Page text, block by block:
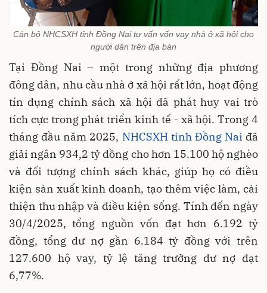
Cán bộ NHCSXH tỉnh Đồng Nai tư vấn vốn vay nhà ở xã hội cho
người dân trên địa bàn
Tại Đồng Nai – một trong những địa phương
đông dân, nhu cầu nhà ở xã hội rất lớn, hoạt động
tín dụng chính sách xã hội đã phát huy vai trò
tích cực trong phát triển kinh tế - xã hội. Trong 4
tháng đầu năm 2025, NHCSXH tỉnh Đồng Nai đã
giải ngân 934,2 tỷ đồng cho hơn 15.100 hộ nghèo
và đối tượng chính sách khác, giúp họ có điều
kiện sản xuất kinh doanh, tạo thêm việc làm, cải
thiện thu nhập và điều kiện sống. Tính đến ngày
30/4/2025, tổng nguồn vốn đạt hơn 6.192 tỷ
đồng, tổng dư nợ gần 6.184 tỷ đồng với trên
127.600 hộ vay, tỷ lệ tăng trưởng dư nợ đạt
6,77%.